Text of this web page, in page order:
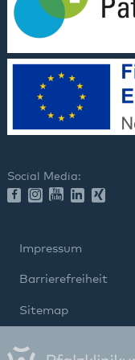
Social Media:
Impressum
Barrierefreiheit
Sitemap